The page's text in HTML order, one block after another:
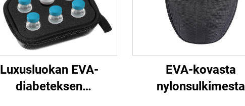
Luxusluokan EVA-
diabeteksen
EVA-kovasta
nylonsulkimesta